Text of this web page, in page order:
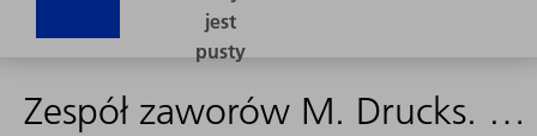
Zespół zaworów M. Drucks. 33D --> 26980